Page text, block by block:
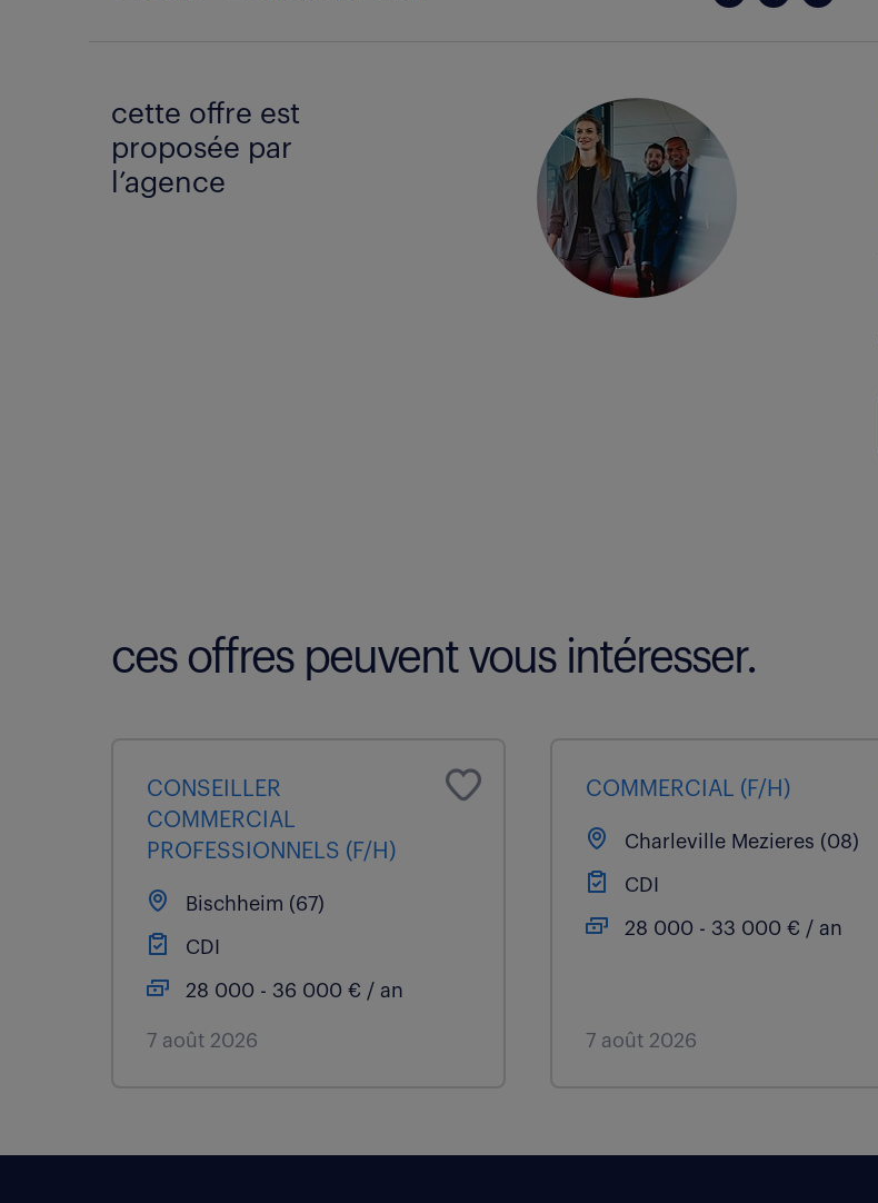
cette offre est
proposée par
l’agence
ces offres peuvent vous intéresser.
CONSEILLER
COMMERCIAL
PROFESSIONNELS (F/H)
Bischheim (67)
CDI
28 000 - 36 000 € / an
7 août 2026
COMMERCIAL (F/H)
Charleville Mezieres (08)
CDI
28 000 - 33 000 € / an
7 août 2026